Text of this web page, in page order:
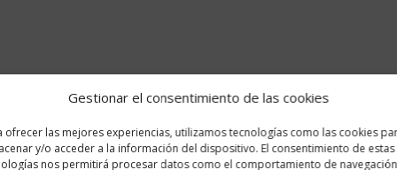
Gestionar el consentimiento de las cookies
ofrecer las mejores experiencias, utilizamos tecnologías como las cookies
y/o acceder a la información del dispositivo. El consentimiento de estas
nos permitirá procesar datos como el comportamiento de